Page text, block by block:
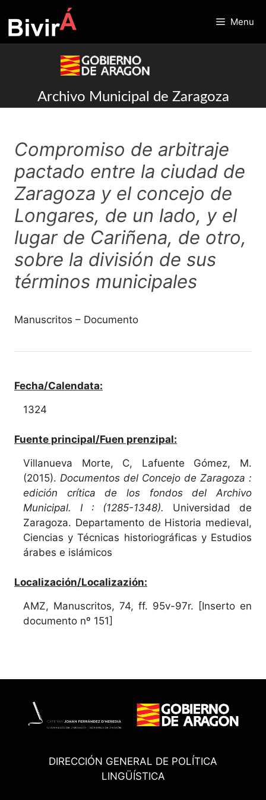
to
content
Menu
Archivo Municipal de Zaragoza
Compromiso de arbitraje
pactado entre la ciudad de
Zaragoza y el concejo de
Longares, de un lado, y el
lugar de Cariñena, de otro,
sobre la división de sus
términos municipales
Manuscritos – Documento
Fecha/Calendata:
1324
Fuente principal/Fuen prenzipal:
Villanueva Morte, C, Lafuente Gómez, M.
(2015). Documentos del Concejo de Zaragoza :
edición crítica de los fondos del Archivo
Municipal. I : (1285-1348).
Universidad de
Zaragoza. Departamento de Historia medieval,
Ciencias y Técnicas historiográficas y Estudios
árabes e islámicos
Localización/Localizazión:
AMZ, Manuscritos, 74, ff. 95v-97r. [Inserto en
documento nº 151]
DIRECCIÓN GENERAL DE POLÍTICA
LINGÜÍSTICA